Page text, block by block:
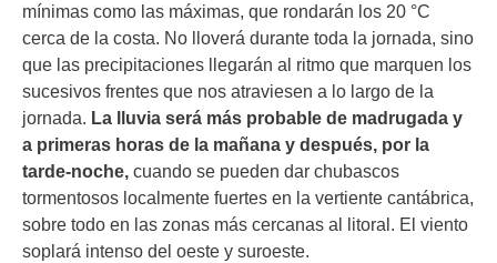
mínimas como las máximas, que rondarán los 20 °C
cerca de la costa. No lloverá durante toda la jornada, sino
que las precipitaciones llegarán al ritmo que marquen los
sucesivos frentes que nos atraviesen a lo largo de la
jornada. La lluvia será más probable de madrugada y
a primeras horas de la mañana y después, por la
tarde-noche, cuando se pueden dar chubascos
tormentosos localmente fuertes en la vertiente cantábrica,
sobre todo en las zonas más cercanas al litoral. El viento
soplará intenso del oeste y suroeste.